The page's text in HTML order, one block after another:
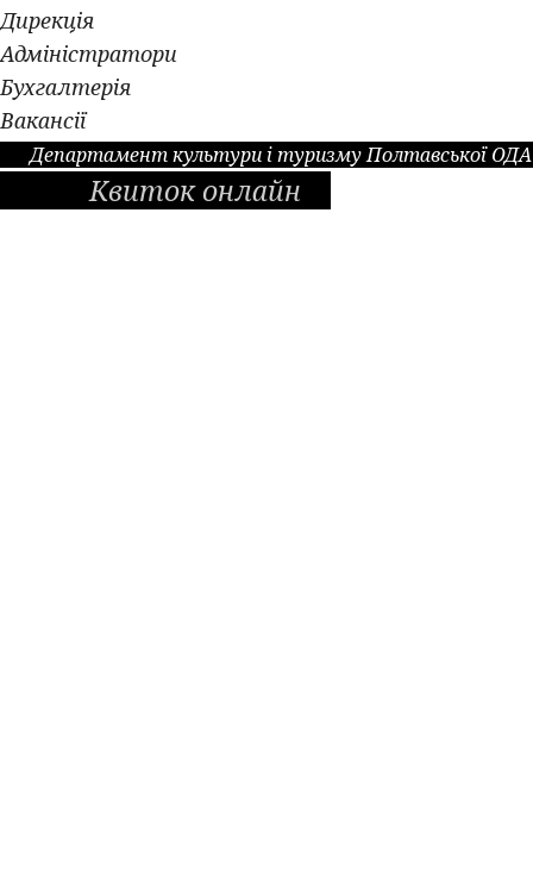
Дирекція
Адміністратори
Бухгалтерія
Вакансії
Департамент культури і туризму Полтавської ОДА
Квиток онлайн